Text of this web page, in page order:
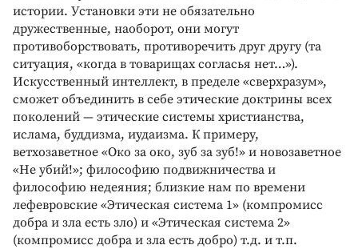
истории. Установки эти не обязательно
дружественные, наоборот, они могут
противоборствовать, противоречить друг другу (та
ситуация, «когда в товарищах согласья нет…»).
Искусственный интеллект, в пределе «сверхразум»,
сможет объединить в себе этические доктрины всех
поколений — этические системы христианства,
ислама, буддизма, иудаизма. К примеру,
ветхозаветное «Око за око, зуб за зуб!» и новозаветное
«Не убий!»; философию подвижничества и
философию недеяния; близкие нам по времени
лефевровские «Этическая система 1» (компромисс
добра и зла есть зло) и «Этическая система 2»
(компромисс добра и зла есть добро) т.д. и т.п.